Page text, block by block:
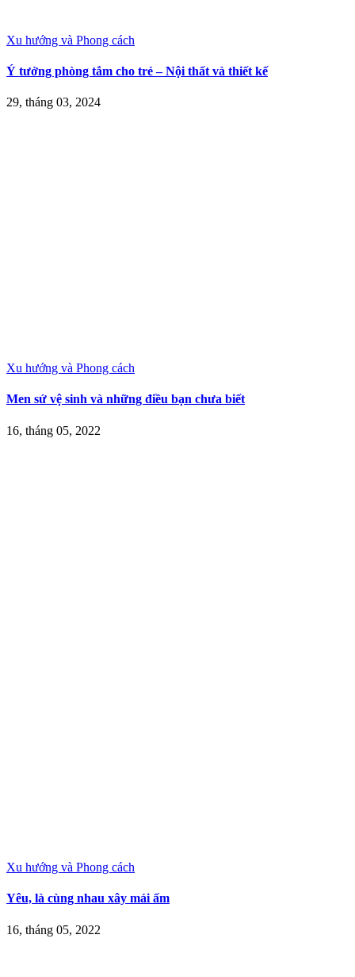
Xu hướng và Phong cách
Ý tưởng phòng tắm cho trẻ – Nội thất và thiết kế
29, tháng 03, 2024
Xu hướng và Phong cách
Men sứ vệ sinh và những điều bạn chưa biết
16, tháng 05, 2022
Xu hướng và Phong cách
Yêu, là cùng nhau xây mái ấm
16, tháng 05, 2022